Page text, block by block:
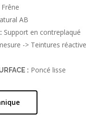
Frêne
AB
Support en contreplaqué
-> Teintures
: Poncé lisse